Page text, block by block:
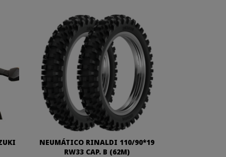
NEUMÁTICO RINALDI 110/90*19
RW33 CAP. B (62M)